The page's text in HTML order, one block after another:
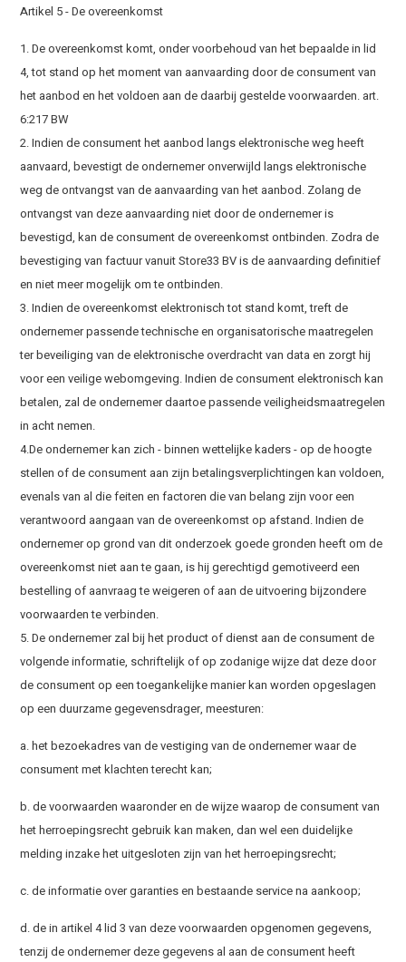
Artikel 5 - De overeenkomst
1. De overeenkomst komt, onder voorbehoud van het bepaalde in lid
4, tot stand op het moment van aanvaarding door de consument van
het aanbod en het voldoen aan de daarbij gestelde voorwaarden. art.
6:217 BW
2. Indien de consument het aanbod langs elektronische weg heeft
aanvaard, bevestigt de ondernemer onverwijld langs elektronische
weg de ontvangst van de aanvaarding van het aanbod. Zolang de
ontvangst van deze aanvaarding niet door de ondernemer is
bevestigd, kan de consument de overeenkomst ontbinden. Zodra de
bevestiging van factuur vanuit Store33 BV is de aanvaarding definitief
en niet meer mogelijk om te ontbinden.
3. Indien de overeenkomst elektronisch tot stand komt, treft de
ondernemer passende technische en organisatorische maatregelen
ter beveiliging van de elektronische overdracht van data en zorgt hij
voor een veilige webomgeving. Indien de consument elektronisch kan
betalen, zal de ondernemer daartoe passende veiligheidsmaatregelen
in acht nemen.
4.De ondernemer kan zich - binnen wettelijke kaders - op de hoogte
stellen of de consument aan zijn betalingsverplichtingen kan voldoen,
evenals van al die feiten en factoren die van belang zijn voor een
verantwoord aangaan van de overeenkomst op afstand. Indien de
ondernemer op grond van dit onderzoek goede gronden heeft om de
overeenkomst niet aan te gaan, is hij gerechtigd gemotiveerd een
bestelling of aanvraag te weigeren of aan de uitvoering bijzondere
voorwaarden te verbinden.
5. De ondernemer zal bij het product of dienst aan de consument de
volgende informatie, schriftelijk of op zodanige wijze dat deze door
de consument op een toegankelijke manier kan worden opgeslagen
op een duurzame gegevensdrager, meesturen:
a. het bezoekadres van de vestiging van de ondernemer waar de
consument met klachten terecht kan;
b. de voorwaarden waaronder en de wijze waarop de consument van
het herroepingsrecht gebruik kan maken, dan wel een duidelijke
melding inzake het uitgesloten zijn van het herroepingsrecht;
c. de informatie over garanties en bestaande service na aankoop;
d. de in artikel 4 lid 3 van deze voorwaarden opgenomen gegevens,
tenzij de ondernemer deze gegevens al aan de consument heeft